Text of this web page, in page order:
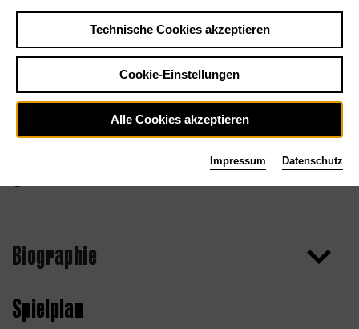
Biographie
Spielplan
Technische Cookies akzeptieren
Cookie-Einstellungen
Alle Cookies akzeptieren
Impressum Datenschutz